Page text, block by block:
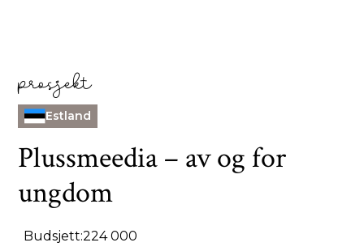
prosjekt
Estland
Plussmeedia – av og for
ungdom
Budsjett:224 000